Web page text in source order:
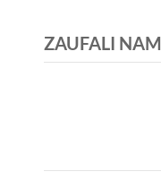
ZAUFALI NAM